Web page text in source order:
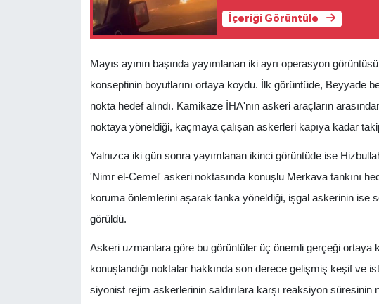
İçeriği Görüntüle
Mayıs ayının başında yayımlanan iki ayrı operasyon
konseptinin boyutlarını ortaya koydu. İlk görüntüde, Beyyade
nokta hedef alındı. Kamikaze İHA'nın askeri araçların
noktaya yöneldiği, kaçmaya çalışan askerleri kapıya kadar
Yalnızca iki gün sonra yayımlanan ikinci görüntüde ise
'Nimr el-Cemel' askeri noktasında konuşlu Merkava tankını
koruma önlemlerini aşarak tanka yöneldiği, işgal askerinin ise
görüldü.
Askeri uzmanlara göre bu görüntüler üç önemli gerçeği ortaya
konuşlandığı noktalar hakkında son derece gelişmiş keşif ve
siyonist rejim askerlerinin saldırılara karşı reaksiyon süresinin